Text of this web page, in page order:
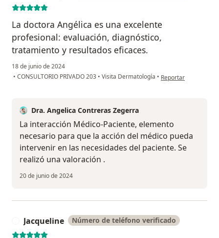
La doctora Angélica es una excelente
profesional: evaluación, diagnóstico,
tratamiento y resultados eficaces.
18 de junio de 2024
• CONSULTORIO PRIVADO 203 • Visita Dermatología • en opinión del
Reportar
Dra. Angelica Contreras Zegerra
La interacción Médico-Paciente, elemento
necesario para que la acción del médico pueda
intervenir en las necesidades del paciente. Se
realizó una valoración .
20 de junio de 2024
Jacqueline Número de teléfono verificado